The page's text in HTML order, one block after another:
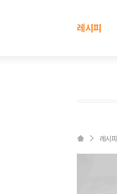
레시피
레시피